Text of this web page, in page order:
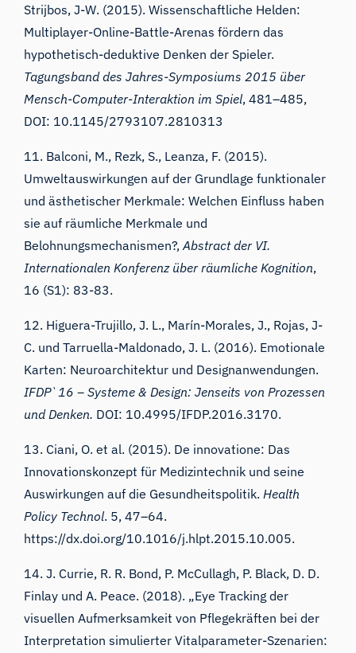
Strijbos, J-W. (2015). Wissenschaftliche Helden:
Multiplayer-Online-Battle-Arenas fördern das
hypothetisch-deduktive Denken der Spieler.
Tagungsband des Jahres-Symposiums 2015 über
Mensch-Computer-Interaktion im Spiel, 481–485,
DOI: 10.1145/2793107.2810313
11. Balconi, M., Rezk, S., Leanza, F. (2015).
Umweltauswirkungen auf der Grundlage funktionaler
und ästhetischer Merkmale: Welchen Einfluss haben
sie auf räumliche Merkmale und
Belohnungsmechanismen?,Abstract der VI.
Internationalen Konferenz über räumliche Kognition,
16 (S1): 83-83.
12. Higuera-Trujillo, J. L., Marín-Morales, J., Rojas, J-
C. und Tarruella-Maldonado, J. L. (2016). Emotionale
Karten: Neuroarchitektur und Designanwendungen.
IFDP`16 – Systeme & Design: Jenseits von Prozessen
und Denken. DOI: 10.4995/IFDP.2016.3170.
13. Ciani, O. et al. (2015). De innovatione: Das
Innovationskonzept für Medizintechnik und seine
Auswirkungen auf die Gesundheitspolitik. Health
Policy Technol. 5, 47–64.
https://dx.doi.org/10.1016/j.hlpt.2015.10.005.
14. J. Currie, R. R. Bond, P. McCullagh, P. Black, D. D.
Finlay und A. Peace. (2018). „Eye Tracking der
visuellen Aufmerksamkeit von Pflegekräften bei der
Interpretation simulierter Vitalparameter-Szenarien: